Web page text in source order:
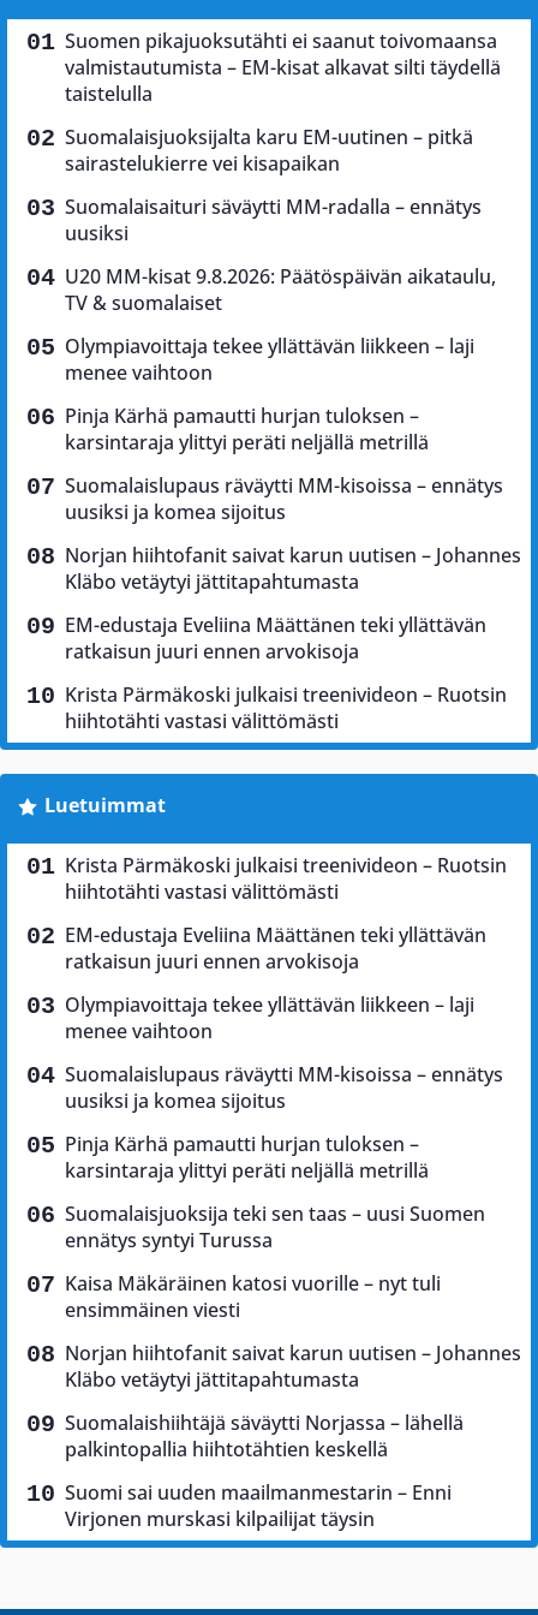
Suomen pikajuoksutähti ei saanut toivomaansa
valmistautumista – EM-kisat alkavat silti täydellä
taistelulla
Suomalaisjuoksijalta karu EM-uutinen – pitkä
sairastelukierre vei kisapaikan
Suomalaisaituri säväytti MM-radalla – ennätys
uusiksi
U20 MM-kisat 9.8.2026: Päätöspäivän aikataulu,
TV & suomalaiset
Olympiavoittaja tekee yllättävän liikkeen – laji
menee vaihtoon
Pinja Kärhä pamautti hurjan tuloksen –
karsintaraja ylittyi peräti neljällä metrillä
Suomalaislupaus räväytti MM-kisoissa – ennätys
uusiksi ja komea sijoitus
Norjan hiihtofanit saivat karun uutisen – Johannes
Kläbo vetäytyi jättitapahtumasta
EM-edustaja Eveliina Määttänen teki yllättävän
ratkaisun juuri ennen arvokisoja
Krista Pärmäkoski julkaisi treenivideon – Ruotsin
hiihtotähti vastasi välittömästi
Luetuimmat
Krista Pärmäkoski julkaisi treenivideon – Ruotsin
hiihtotähti vastasi välittömästi
EM-edustaja Eveliina Määttänen teki yllättävän
ratkaisun juuri ennen arvokisoja
Olympiavoittaja tekee yllättävän liikkeen – laji
menee vaihtoon
Suomalaislupaus räväytti MM-kisoissa – ennätys
uusiksi ja komea sijoitus
Pinja Kärhä pamautti hurjan tuloksen –
karsintaraja ylittyi peräti neljällä metrillä
Suomalaisjuoksija teki sen taas – uusi Suomen
ennätys syntyi Turussa
Kaisa Mäkäräinen katosi vuorille – nyt tuli
ensimmäinen viesti
Norjan hiihtofanit saivat karun uutisen – Johannes
Kläbo vetäytyi jättitapahtumasta
Suomalaishiihtäjä säväytti Norjassa – lähellä
palkintopallia hiihtotähtien keskellä
Suomi sai uuden maailmanmestarin – Enni
Virjonen murskasi kilpailijat täysin